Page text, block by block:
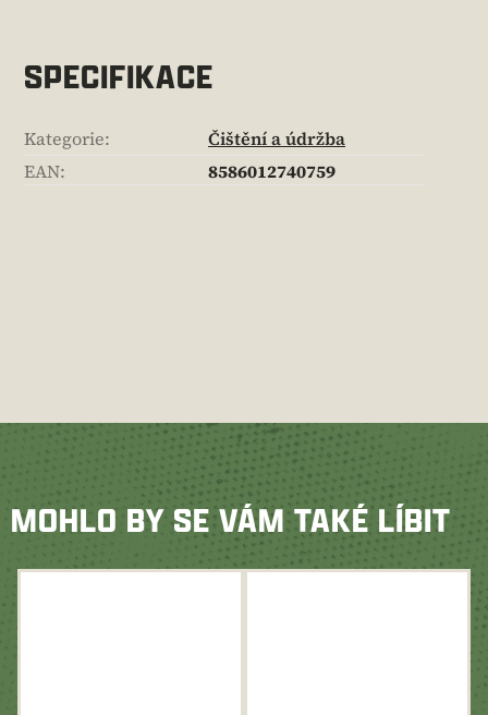
SPECIFIKACE
Kategorie:
Čištění a údržba
EAN: 8586012740759
MOHLO BY SE VÁM TAKÉ LÍBIT